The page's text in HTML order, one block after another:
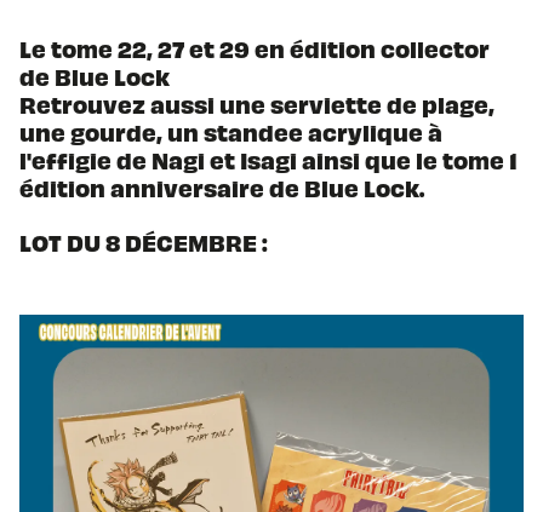
Le tome 22, 27 et 29 en édition collector
de Blue Lock
Retrouvez aussi une serviette de plage,
une gourde, un standee acrylique à
l'effigie de Nagi et Isagi ainsi que le tome 1
édition anniversaire de Blue Lock.
LOT DU 8 DÉCEMBRE :